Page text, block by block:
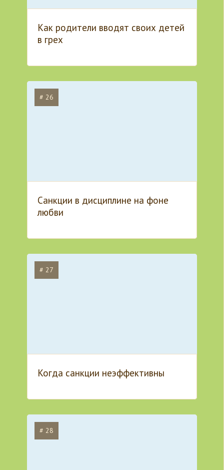
Как родители вводят своих детей
в грех
# 26
Санкции в дисциплине на фоне
любви
# 27
Когда санкции неэффективны
# 28